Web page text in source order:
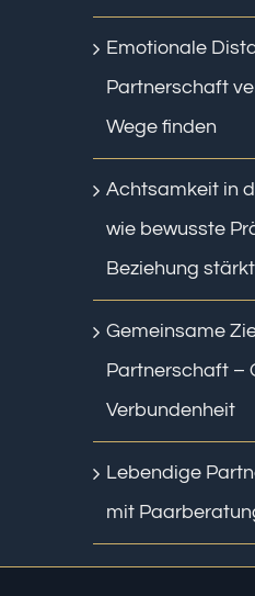
Emotionale
Partnerschaft
Wege finden
Achtsamkeit in
wie bewusste
Beziehung stärkt
Gemeinsame
Partnerschaft –
Verbundenheit
Lebendige
mit